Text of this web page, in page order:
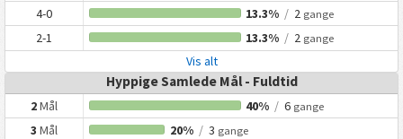
4-0 13.3% / 2 gange
2-1 13.3% / 2 gange
Vis alt
Hyppige Samlede Mål - Fuldtid
2Mål 40% / 6 gange
3Mål 20% /3 gange